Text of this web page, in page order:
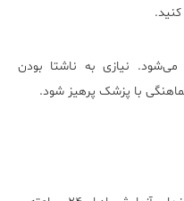
نیازی به ناشتا بودن
با پزشک پرهیز شود.